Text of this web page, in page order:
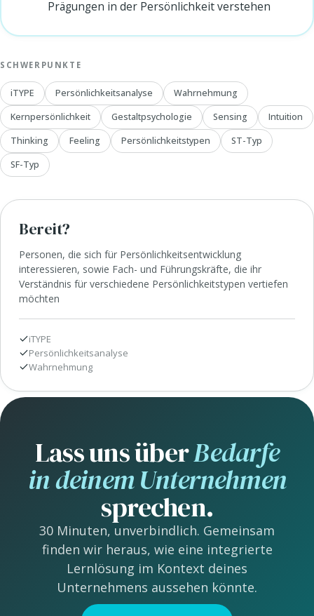
Prägungen in der Persönlichkeit verstehen
SCHWERPUNKTE
iTYPE Persönlichkeitsanalyse
Wahrnehmung
Kernpersönlichkeit
Gestaltpsychologie Sensing
Intuition
Thinking
Feeling Persönlichkeitstypen
ST-Typ
SF-Typ
Bereit?
Personen, die sich für Persönlichkeitsentwicklung
interessieren, sowie Fach- und Führungskräfte, die ihr
Verständnis für verschiedene Persönlichkeitstypen vertiefen
möchten
iTYPE
Persönlichkeitsanalyse
Wahrnehmung
Lass uns überBedarfe
in deinem Unternehmen
sprechen.
30 Minuten, unverbindlich. Gemeinsam
finden wir heraus, wie eine integrierte
Lernlösung im Kontext deines
Unternehmens aussehen könnte.